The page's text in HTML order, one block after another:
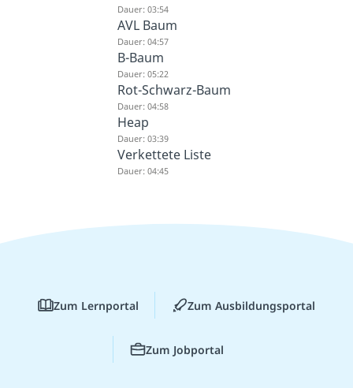
Dauer: 03:54
AVL Baum
Dauer: 04:57
B-Baum
Dauer: 05:22
Rot-Schwarz-Baum
Dauer: 04:58
Heap
Dauer: 03:39
Verkettete Liste
Dauer: 04:45
Zum Lernportal Zum Ausbildungsportal
Zum Jobportal